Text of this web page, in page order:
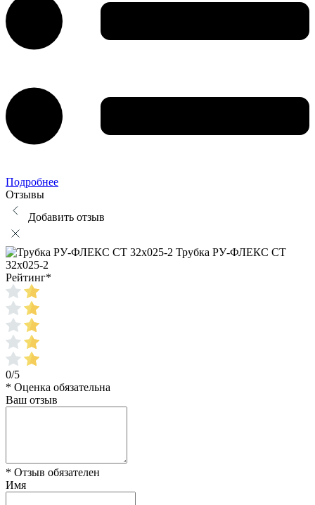
Подробнее
Отзывы
Добавить отзыв
Трубка РУ-ФЛЕКС СТ
32x025-2
Рейтинг*
0/5
* Оценка обязательна
Ваш отзыв
* Отзыв обязателен
Имя